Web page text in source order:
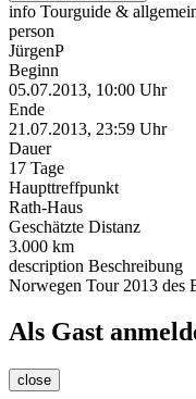
info Tourguide &
person
JürgenP
Beginn
05.07.2013, 10:00 Uhr
Ende
21.07.2013, 23:59 Uhr
Dauer
17 Tage
Haupttreffpunkt
Rath-Haus
Geschätzte Distanz
3.000 km
description Beschreibung
Norwegen Tour 2013 des
Als Gast
close